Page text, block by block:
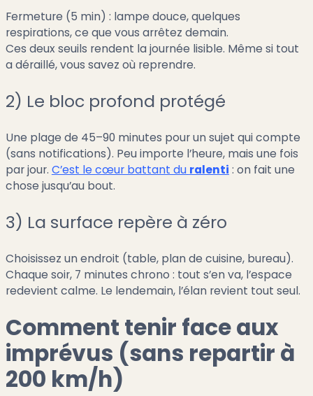
Fermeture (5 min) : lampe douce, quelques
respirations, ce que vous arrêtez demain.
Ces deux seuils rendent la journée lisible. Même si tout
a déraillé, vous savez où reprendre.
2) Le bloc profond protégé
Une plage de 45–90 minutes pour un sujet qui compte
(sans notifications). Peu importe l’heure, mais une fois
par jour. C’est le cœur battant du ralenti : on fait une
chose jusqu’au bout.
3) La surface repère à zéro
Choisissez un endroit (table, plan de cuisine, bureau).
Chaque soir, 7 minutes chrono : tout s’en va, l’espace
redevient calme. Le lendemain, l’élan revient tout seul.
Comment tenir face aux
imprévus (sans repartir à
200 km/h)